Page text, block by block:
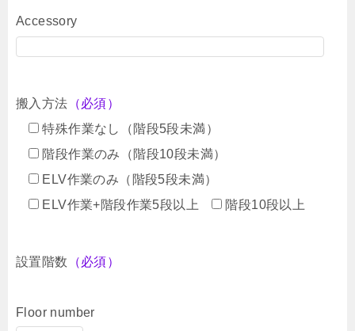
Accessory
搬入方法 （必須）
特殊作業なし（階段5段未満）
階段作業のみ（階段10段未満）
ELV作業のみ（階段5段未満）
ELV作業+階段作業5段以上
階段10段以上
設置階数 （必須）
Floor number